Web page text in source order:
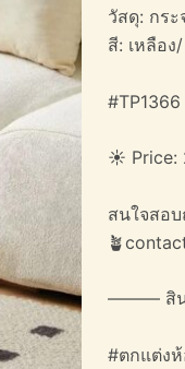
วัสดุ: กระ
สี: เหลือง
#TP1366
☀️ Price:
สนใจสอ
——— สิน
#ตกแต่ง